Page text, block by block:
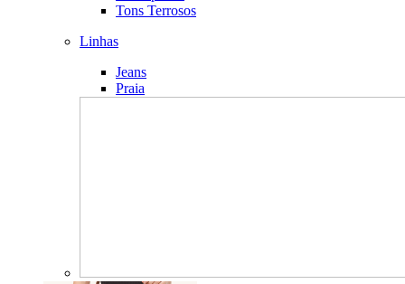
Tons Terrosos
Linhas
Jeans
Praia